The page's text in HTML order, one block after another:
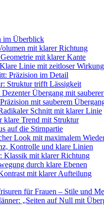
im Überblick
mit klarer Richtung
mit klarer Kante
Linie mit zeitloser Wirkung
Präzision im Detail
Struktur trifft Lässigkeit
Übergang mit
mit sauberem
Schnitt mit klarer Linie
klare Trend mit Struktur
auf die Stirnpartie
Look mit maximalem
Kontrolle und klare Linien
Klassik mit klarer Richtung
durch klare Ebenen
mit klarer Aufteilung
für Frauen – Stile und
„Seiten auf Null mit